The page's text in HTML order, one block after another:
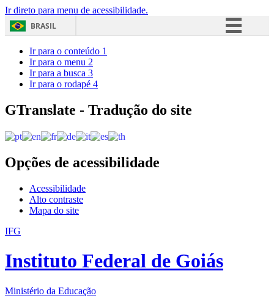
Ir direto para menu de acessibilidade.
BRASIL
Acesso à informação
Ir para o conteúdo 1
Ir para o menu 2
Ir para a busca 3
Ir para o rodapé 4
GTranslate - Tradução do site
Opções de acessibilidade
Acessibilidade
Alto contraste
Mapa do site
IFG
Instituto Federal de Goiás
Ministério da Educação